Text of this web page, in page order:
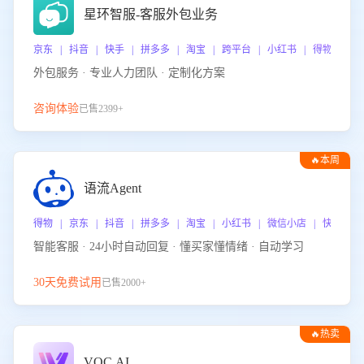
星环智服-客服外包业务
京东 | 抖音 | 快手 | 拼多多 | 淘宝 | 跨平台 | 小红书 | 得物 | 企
外包服务 · 专业人力团队 · 定制化方案
咨询体验已售2399+
🔥本周
语流Agent
得物 | 京东 | 抖音 | 拼多多 | 淘宝 | 小红书 | 微信小店 | 快手 |
智能客服 · 24小时自动回复 · 懂买家懂情绪 · 自动学习
30天免费试用 已售2000+
🔥热卖